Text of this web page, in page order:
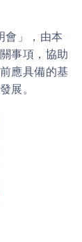
」，由本
事項，協助
應具備的基
展。